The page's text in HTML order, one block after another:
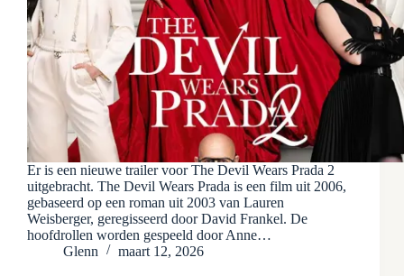
Er is een nieuwe trailer voor The Devil Wears Prada 2
uitgebracht. The Devil Wears Prada is een film uit 2006,
gebaseerd op een roman uit 2003 van Lauren
Weisberger, geregisseerd door David Frankel. De
hoofdrollen worden gespeeld door Anne…
Glenn
maart 12, 2026